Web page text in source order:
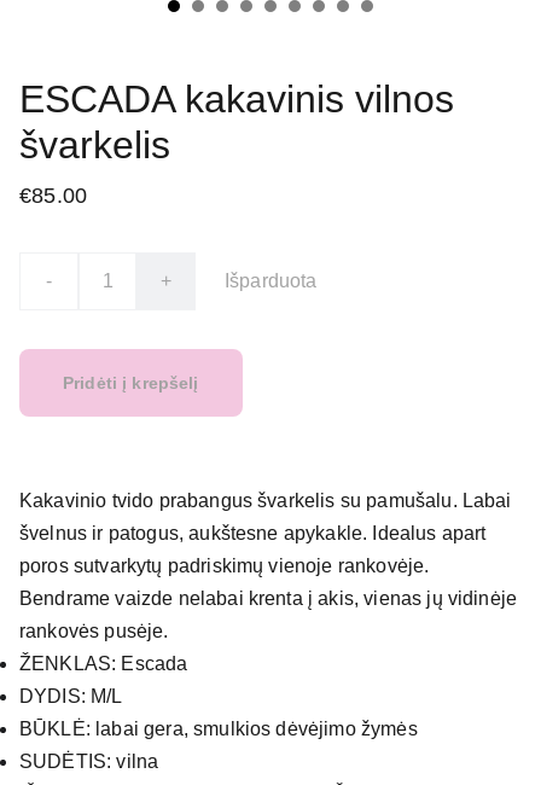
ESCADA kakavinis vilnos
švarkelis
€85.00
- + Išparduota
Pridėti į krepšelį
Kakavinio tvido prabangus švarkelis su pamušalu. Labai
švelnus ir patogus, aukštesne apykakle. Idealus apart
poros sutvarkytų padriskimų vienoje rankovėje.
Bendrame vaizde nelabai krenta į akis, vienas jų vidinėje
rankovės pusėje.
ŽENKLAS: Escada
DYDIS: M/L
BŪKLĖ: labai gera, smulkios dėvėjimo žymės
SUDĖTIS: vilna